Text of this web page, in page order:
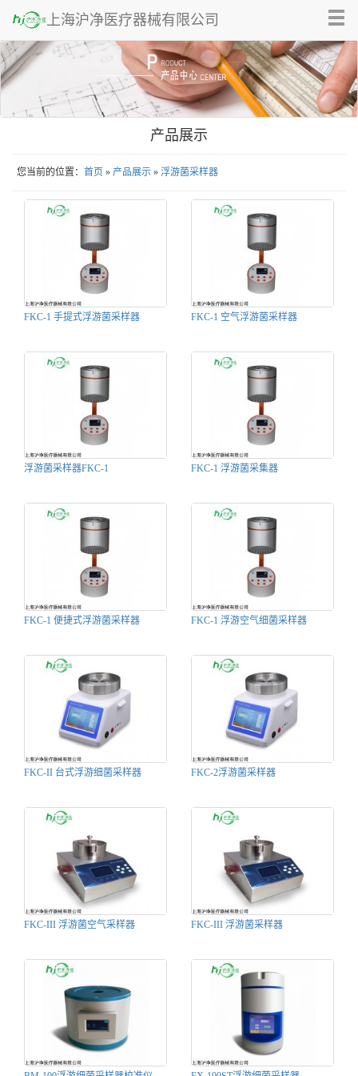
上海沪净医疗器械有限公司
产品展示
您当前的位置： 首页 » 产品展示 » 浮游菌采样器
FKC-1 手提式浮游菌采样器 FKC-1 空气浮游菌采样器
浮游菌采样器FKC-1 FKC-1 浮游菌采集器
FKC-1 便捷式浮游菌采样器 FKC-1 浮游空气细菌采样器
FKC-II 台式浮游细菌采样器 FKC-2浮游菌采样器
FKC-III 浮游菌空气采样器 FKC-III 浮游菌采样器